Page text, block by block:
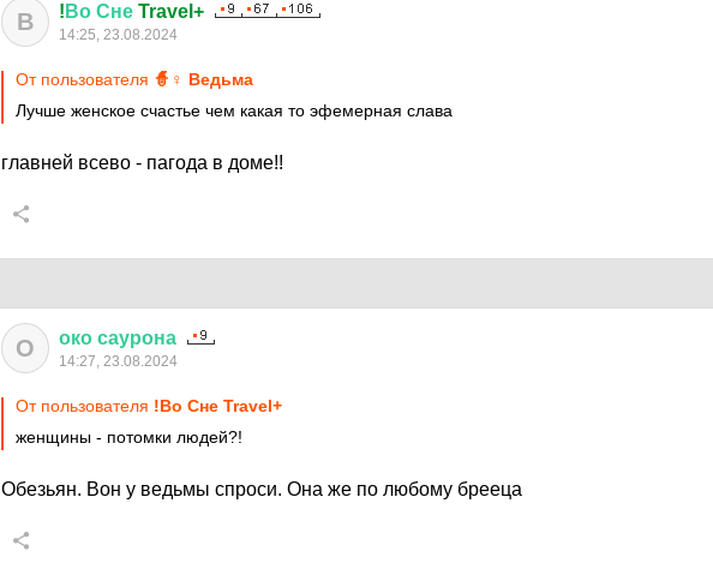
В ! Во Сне Travel+
14:25, 23.08.2024
От пользователя 🧙♀ Ведьма
Лучше женское счастье чем какая то эфемерная слава
главней всево - пагода в доме!!
О око саурона
14:27, 23.08.2024
От пользователя !Во Сне Travel+
женщины - потомки людей?!
Обезьян. Вон у ведьмы спроси. Она же по любому брееца